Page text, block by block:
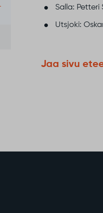
Salla: Petteri
Utsjoki:
Jaa sivu